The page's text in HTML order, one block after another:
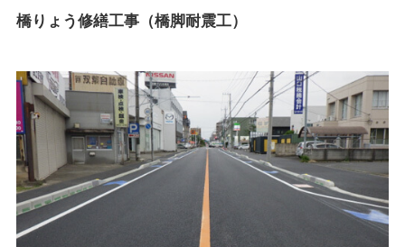
橋りょう修繕工事（橋脚耐震工）